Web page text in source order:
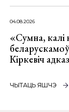
04.08.2026
«Сумна,
Кіркевіч
ЧЫТАЦЬ ЯШЧЭ